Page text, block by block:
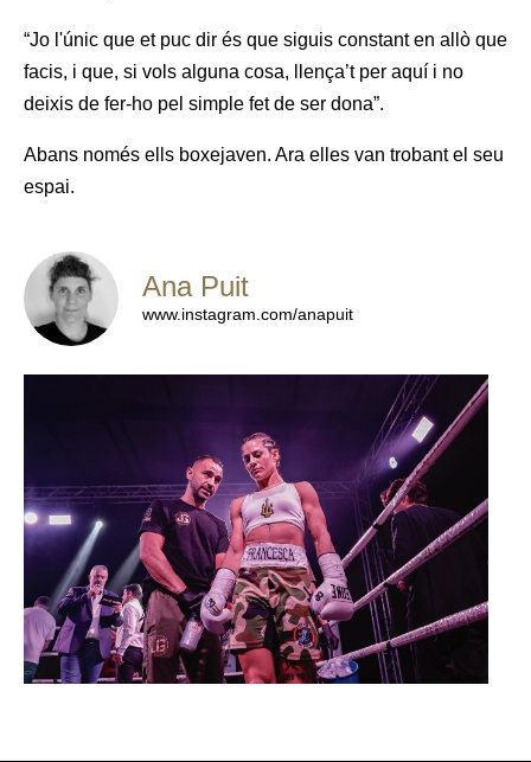
“Jo l'únic que et puc dir és que siguis constant en allò que
facis, i que, si vols alguna cosa, llença’t per aquí i no
deixis de fer-ho pel simple fet de ser dona”.
Abans només ells boxejaven. Ara elles van trobant el seu
espai.
Ana Puit
www.instagram.com/anapuit